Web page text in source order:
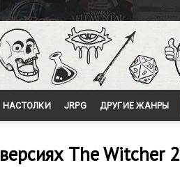
НАСТОЛКИ JRPG ДРУГИЕ ЖАНРЫ
The Witcher